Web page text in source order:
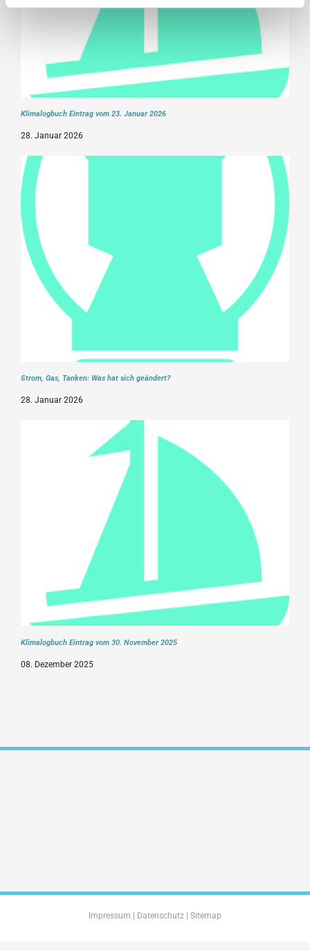
Klimalogbuch Eintrag vom 23. Januar 2026
28. Januar 2026
Strom, Gas, Tanken: Was hat sich geändert?
28. Januar 2026
Klimalogbuch Eintrag vom 30. November 2025
08. Dezember 2025
Impressum Datenschutz Sitemap